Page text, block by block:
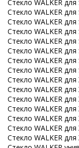
Стекло WALKER
Стекло WALKER
Стекло WALKER
Стекло WALKER
Стекло WALKER
Стекло WALKER
Стекло WALKER
Стекло WALKER
Стекло WALKER
Стекло WALKER
Стекло WALKER
Стекло WALKER
Стекло WALKER
Стекло WALKER
Стекло WALKER